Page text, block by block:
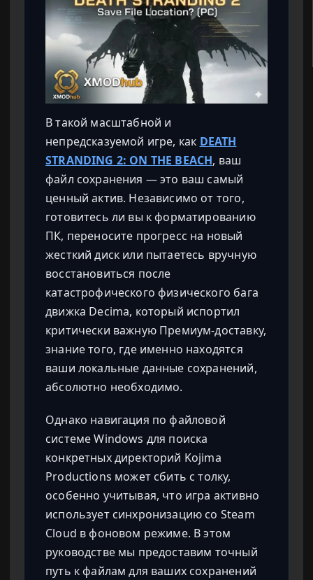
В такой масштабной и
непредсказуемой игре, как DEATH
STRANDING 2: ON THE BEACH, ваш
файл сохранения — это ваш самый
ценный актив. Независимо от того,
готовитесь ли вы к форматированию
ПК, переносите прогресс на новый
жесткий диск или пытаетесь вручную
восстановиться после
катастрофического физического бага
движка Decima, который испортил
критически важную Премиум-доставку,
знание того, где именно находятся
ваши локальные данные сохранений,
абсолютно необходимо.
Однако навигация по файловой
системе Windows для поиска
конкретных директорий Kojima
Productions может сбить с толку,
особенно учитывая, что игра активно
использует синхронизацию со Steam
Cloud в фоновом режиме. В этом
руководстве мы предоставим точный
путь к файлам для ваших сохранений